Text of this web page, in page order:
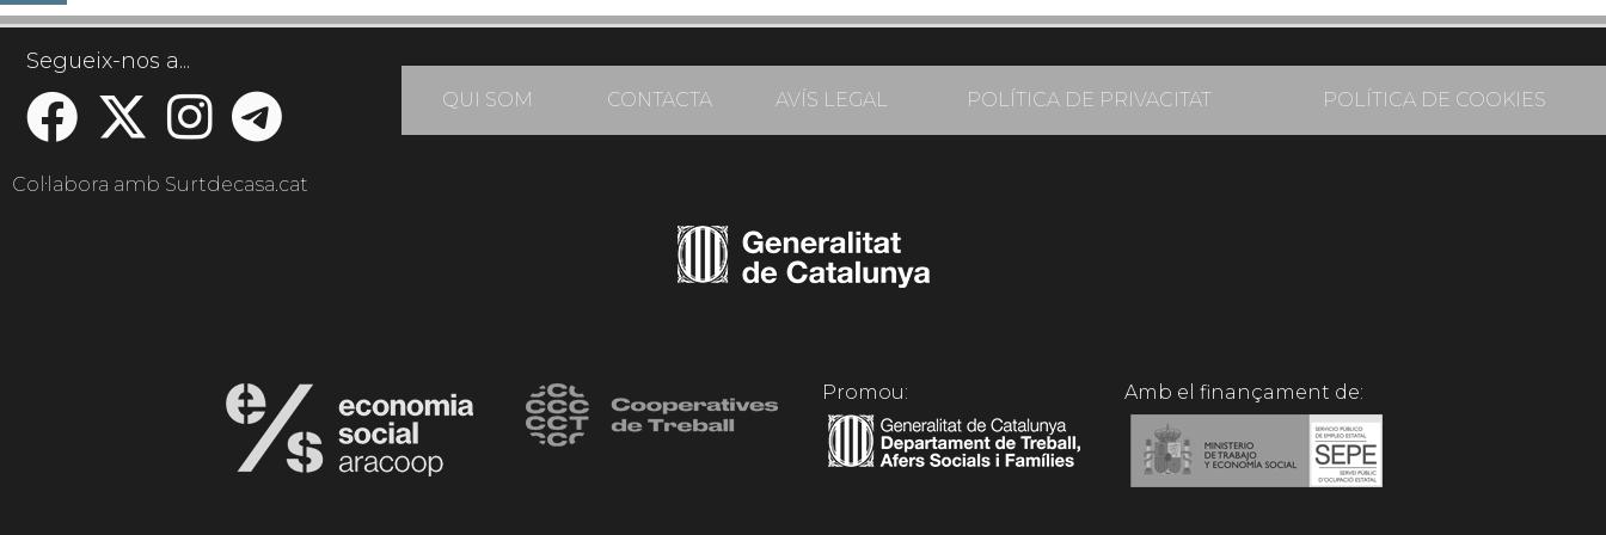
Segueix-nos a...
QUI SOM CONTACTA AVÍS LEGAL POLÍTICA DE PRIVACITAT POLÍTICA DE COOKIES
Col·labora amb Surtdecasa.cat
Promou: Amb el finançament de: